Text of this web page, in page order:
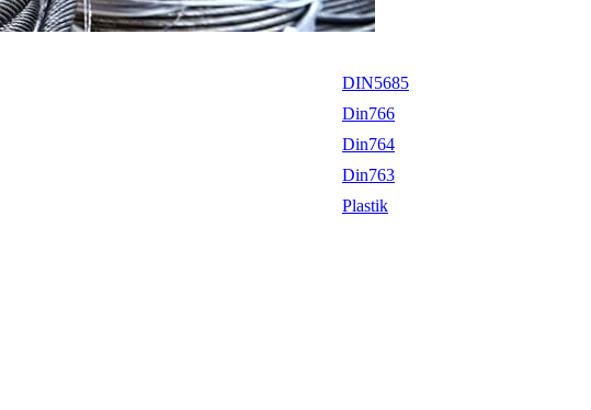
DIN5685
Din766
Din764
Din763
Plastik